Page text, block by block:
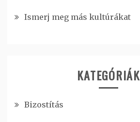
Ismerj meg más kultúrákat
KATEGÓRIÁK
Bizostítás